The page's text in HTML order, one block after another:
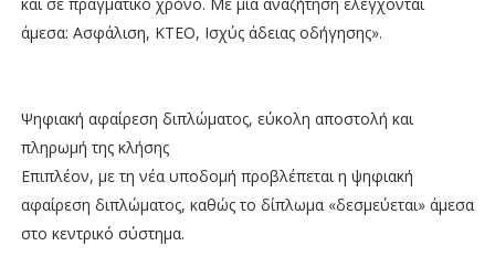
άμεσα: ​Ασφάλιση, ΚΤΕΟ, Ισχύς άδειας οδήγησης».
Ψηφιακή αφαίρεση διπλώματος, εύκολη αποστολή και
πληρωμή της κλήσης
Επιπλέον, με τη νέα υποδομή προβλέπεται η ψηφιακή
αφαίρεση διπλώματος, καθώς το δίπλωμα «δεσμεύεται» άμεσα
στο κεντρικό σύστημα. ​